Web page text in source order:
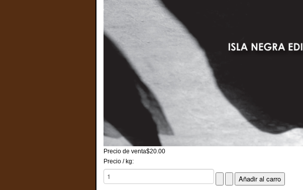
Precio de venta$20.00
Precio / kg: